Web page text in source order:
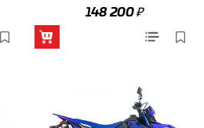
148 200₽